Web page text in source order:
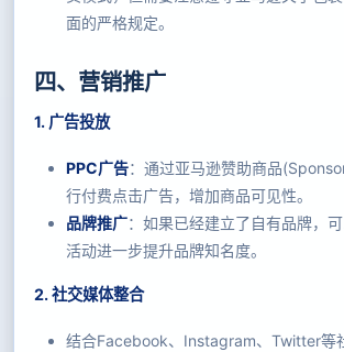
面的严格规定。
四、营销推广
1. 广告投放
PPC广告：通过亚马逊赞助商品
行付费点击广告，增加商品可见性。
品牌推广：如果已经建立了自有品牌，
活动进一步提升品牌知名度。
2. 社交媒体整合
结合Facebook、Instagram、Twitter等